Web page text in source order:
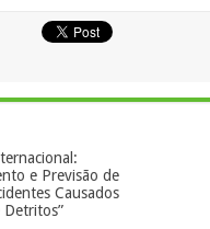
e Previsão de
Causados